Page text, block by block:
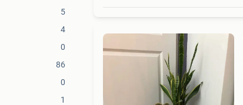
5
4
0
86
0
1